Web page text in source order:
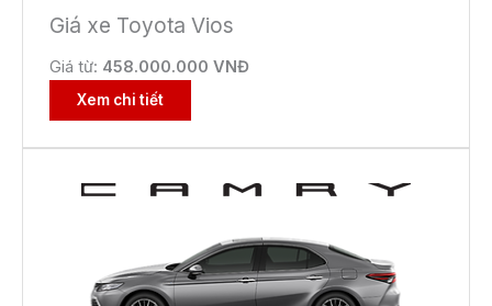
Giá xe Toyota Vios
Giá từ: 458.000.000 VNĐ
Xem chi tiết